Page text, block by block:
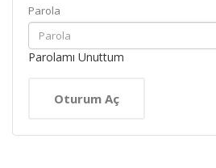
Parola
Parolamı Unuttum